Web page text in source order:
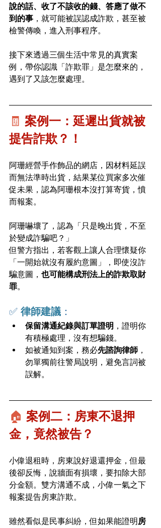
說的話、收了不該收的錢、答應了做不
到的事 ，就可能被誤認成詐欺，甚至被
檢警傳喚，進入刑事程序。
接下來透過三個生活中常見的真實案
例，帶你認識「詐欺罪」是怎麼來的，
遇到了又該怎麼處理。
🧾 案例一：延遲出貨就被
提告詐欺？！
阿珊經營手作飾品的網店，因材料延誤
而無法準時出貨，結果某位買家多次催
促未果，認為阿珊根本沒打算寄貨，憤
而報案。
阿珊嚇壞了，認為「只是晚出貨，不至
於變成詐騙吧？」
但警方指出，若客觀上讓人合理懷疑你
「一開始就沒有履約意圖」，即使沒詐
騙意圖， 也可能構成刑法上的詐欺取財
罪。
✅ 律師建議 ：
保留溝通紀錄與訂單證明 ，證明你
有積極處理，沒有想騙錢。
如被通知到案，務必先諮詢律師 ，
勿單獨前往警局說明，避免言詞被
誤解。
🏠 案例二：房東不退押
金，竟然被告？
小偉退租時，房東說好退還押金，但最
後卻反悔，說牆面有損壞，要扣除大部
分金額。雙方溝通不成，小偉一氣之下
報案提告房東詐欺。
雖然看似是民事糾紛，但如果能證明房